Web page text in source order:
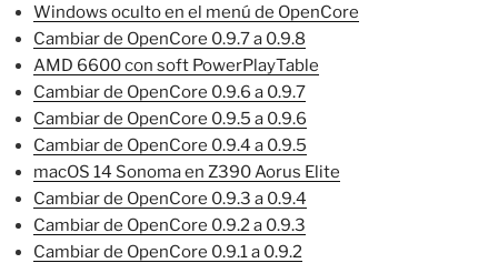
Windows oculto en el menú de OpenCore
Cambiar de OpenCore 0.9.7 a 0.9.8
AMD 6600 con soft PowerPlayTable
Cambiar de OpenCore 0.9.6 a 0.9.7
Cambiar de OpenCore 0.9.5 a 0.9.6
Cambiar de OpenCore 0.9.4 a 0.9.5
macOS 14 Sonoma en Z390 Aorus Elite
Cambiar de OpenCore 0.9.3 a 0.9.4
Cambiar de OpenCore 0.9.2 a 0.9.3
Cambiar de OpenCore 0.9.1 a 0.9.2